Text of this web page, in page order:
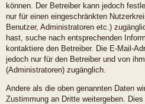
können. Der Betreiber kann jedoch
nur für einen eingeschränkten
Benutzer, Administratoren etc.)
hast, suche nach entsprechenden
kontaktiere den Betreiber. Die E-Mail-
jedoch nur für den Betreiber und von
(Administratoren) zugänglich.
Andere als die oben genannten Daten
Zustimmung an Dritte weitergeben.